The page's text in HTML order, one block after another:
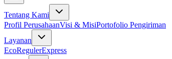
Tentang Kami
Profil PerusahaanVisi & MisiPortofolio Pengiriman
Layanan
EcoRegulerExpress